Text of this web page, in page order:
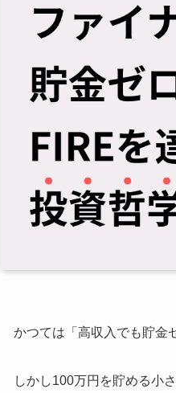
かつては「高収入でも貯金
しかし100万円を貯める小